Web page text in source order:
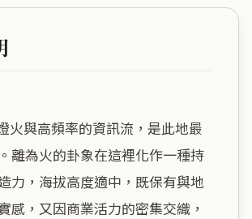
離為火的卦象在這裡化作一種持
力，海拔高度適中，既保有與地
感，又因商業活力的密集交織，